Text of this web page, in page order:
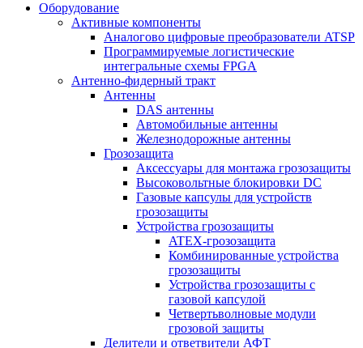
Оборудование
Активные компоненты
Аналогово цифровые преобразователи ATSP
Программируемые логистические
интегральные схемы FPGA
Антенно-фидерный тракт
Антенны
DAS антенны
Автомобильные антенны
Железнодорожные антенны
Грозозащита
Аксессуары для монтажа грозозащиты
Высоковольтные блокировки DC
Газовые капсулы для устройств
грозозащиты
Устройства грозозащиты
ATEX-грозозащита
Комбинированные устройства
грозозащиты
Устройства грозозащиты с
газовой капсулой
Четвертьволновые модули
грозовой защиты
Делители и ответвители АФТ